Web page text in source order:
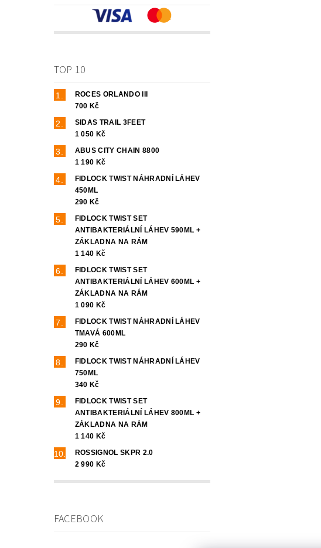
TOP 10
ROCES ORLANDO III
700 Kč
SIDAS TRAIL 3FEET
1 050 Kč
ABUS CITY CHAIN 8800
1 190 Kč
FIDLOCK TWIST NÁHRADNÍ LÁHEV
450ML
290 Kč
FIDLOCK TWIST SET
ANTIBAKTERIÁLNÍ LÁHEV 590ML +
ZÁKLADNA NA RÁM
1 140 Kč
FIDLOCK TWIST SET
ANTIBAKTERIÁLNÍ LÁHEV 600ML +
ZÁKLADNA NA RÁM
1 090 Kč
FIDLOCK TWIST NÁHRADNÍ LÁHEV
TMAVÁ 600ML
290 Kč
FIDLOCK TWIST NÁHRADNÍ LÁHEV
750ML
340 Kč
FIDLOCK TWIST SET
ANTIBAKTERIÁLNÍ LÁHEV 800ML +
ZÁKLADNA NA RÁM
1 140 Kč
ROSSIGNOL SKPR 2.0
2 990 Kč
FACEBOOK